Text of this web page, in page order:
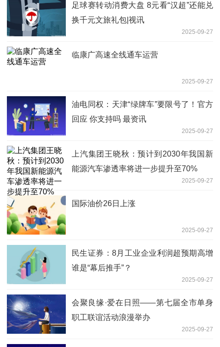
足球赛转动消费大盘 8元看“汉超”还能兑
换千元文旅礼包|视讯
2025-09-27
临康广高速全线通车运营
2025-09-27
油电同权：天津“绿牌车”要限号了！官方
回应 你支持吗 最资讯
2025-09-27
上汽集团王晓秋：预计到2030年我国新
能源汽车渗透率将进一步提升至70%
2025-09-27
国际油价26日上涨
2025-09-27
民生证券：8月工业企业利润超预期高增
谁是“幕后推手”？
2025-09-27
会聚良缘·爱在日照——第七届全市单身
职工联谊活动浪漫举办
2025-09-27